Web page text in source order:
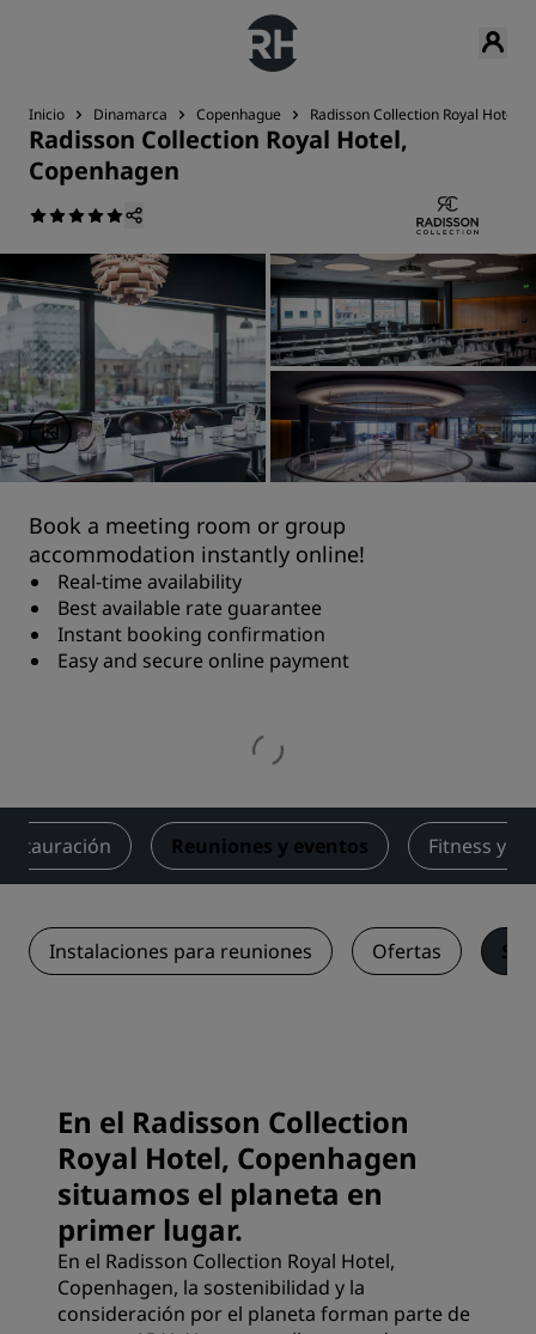
Inicio Dinamarca Copenhague Radisson Collection Royal Hotel,
Radisson Collection Royal Hotel,
Copenhagen
Book a meeting room or group
accommodation instantly online!
Real-time availability
Best available rate guarantee
Instant booking confirmation
Easy and secure online payment
Reuniones y eventos Fitness y
Instalaciones para reuniones Ofertas
En el Radisson Collection
Royal Hotel, Copenhagen
situamos el planeta en
primer lugar.
En el Radisson Collection Royal Hotel,
Copenhagen, la sostenibilidad y la
consideración por el planeta forman parte de